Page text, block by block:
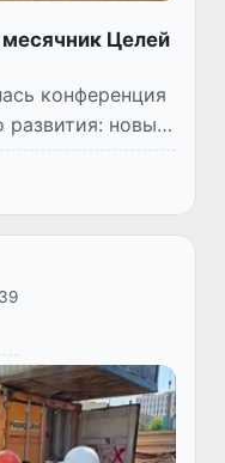
месячник Целей
конференция
развития: новый
официально
устойчивого